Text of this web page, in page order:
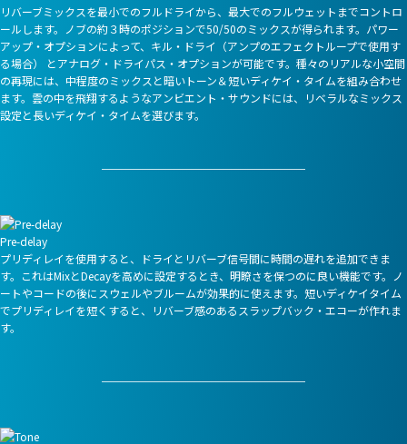
リバーブミックスを最小でのフルドライから、最大でのフルウェットまでコントロ
ールします。ノブの約３時のポジションで50/50のミックスが得られます。パワー
アップ・オプションによって、キル・ドライ（アンプのエフェクトループで使用す
る場合） とアナログ・ドライパス・オプションが可能です。種々のリアルな小空間
の再現には、中程度のミックスと暗いトーン＆短いディケイ・タイムを組み合わせ
ます。雲の中を飛翔するようなアンビエント・サウンドには、リベラルなミックス
設定と長いディケイ・タイムを選びます。
Pre-delay
プリディレイを使用すると、ドライとリバーブ信号間に時間の遅れを追加できま
す。これはMixとDecayを高めに設定するとき、明瞭さを保つのに良い機能です。ノ
ートやコードの後にスウェルやブルームが効果的に使えます。短いディケイタイム
でプリディレイを短くすると、リバーブ感のあるスラップバック・エコーが作れま
す。